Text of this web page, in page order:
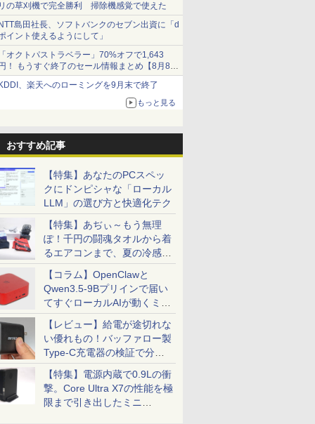
の草刈機で完全勝利 掃除機感覚で使えた
島田社長、ソフトバンクのセブン出資に「d
イント使えるようにして」
オクトパストラベラー」70%オフで1,643
！ もうすぐ終了のセール情報まとめ【8月8日
新】
ンテンドーeショップでは「大神 絶景版」が
、楽天へのローミングを9月末で終了
もっと見る
おすすめ記事
【特集】あなたのPCスペッ
クにドンピシャな「ローカル
LLM」の選び方と快適化テク
【特集】あぢぃ～もう無理
ぽ！千円の闘魂タオルから着
るエアコンまで、夏の冷感グ
ッズ一挙紹介
【コラム】OpenClawと
Qwen3.5-9Bプリインで届い
てすぐローカルAIが動くミニ
PC「SER9 Pro」
【レビュー】給電が途切れな
い優れもの！バッファロー製
Type-C充電器の検証で分か
ったこと
【特集】電源内蔵で0.9Lの衝
撃。Core Ultra X7の性能を極
限まで引き出したミニ